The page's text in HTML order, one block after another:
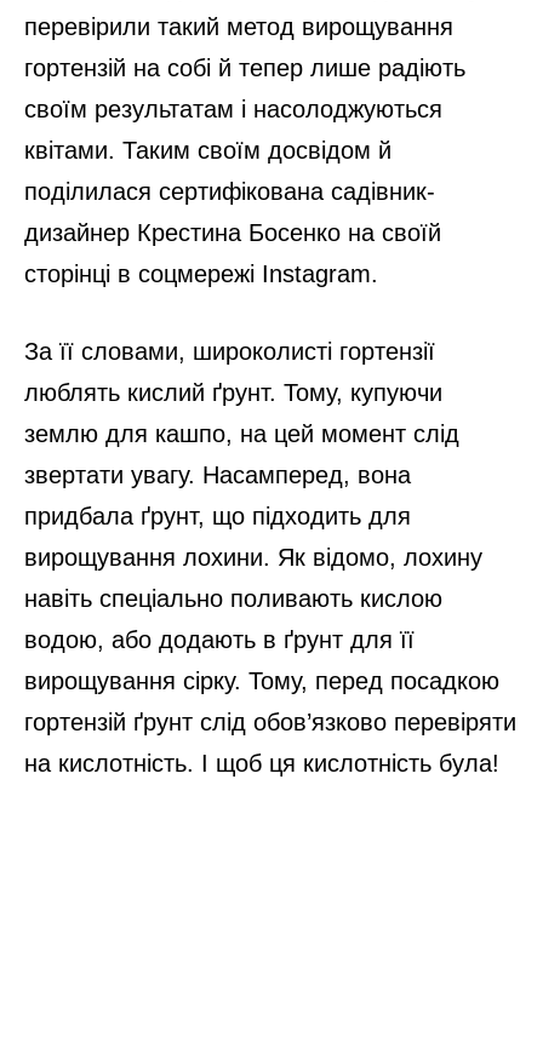
перевірили такий метод вирощування
гортензій на собі й тепер лише радіють
своїм результатам і насолоджуються
квітами. Таким своїм досвідом й
поділилася сертифікована садівник-
дизайнер Крестина Босенко на своїй
сторінці в соцмережі Instagram.
За її словами, широколисті гортензії
люблять кислий ґрунт. Тому, купуючи
землю для кашпо, на цей момент слід
звертати увагу. Насамперед, вона
придбала ґрунт, що підходить для
вирощування лохини. Як відомо, лохину
навіть спеціально поливають кислою
водою, або додають в ґрунт для її
вирощування сірку. Тому, перед посадкою
гортензій ґрунт слід обов’язково перевіряти
на кислотність. І щоб ця кислотність була!